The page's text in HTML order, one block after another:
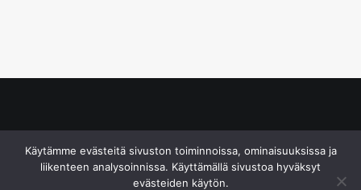
Käytämme evästeitä sivuston toiminnoissa, ominaisuuksissa ja
liikenteen analysoinnissa. Käyttämällä sivustoa hyväksyt
evästeiden käytön.